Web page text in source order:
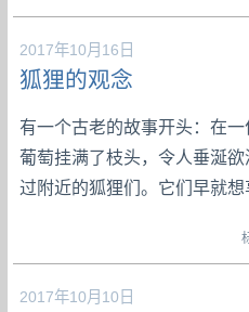
2017年10月16日
狐狸的观念
有一个古老的故事开头：在
葡萄挂满了枝头，令人垂涎
过附近的狐狸们。它们早就
2017年10月10日